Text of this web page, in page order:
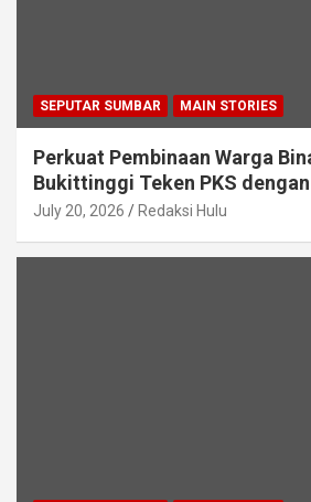
SEPUTAR SUMBAR MAIN STORIES
Perkuat Pembinaan Warga
Bukittinggi Teken PKS
July 20, 2026 Redaksi Hulu